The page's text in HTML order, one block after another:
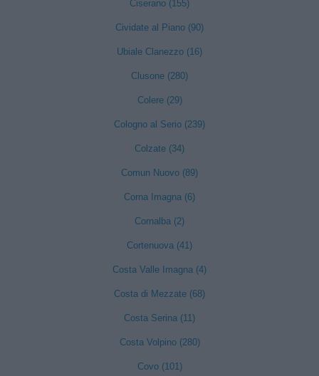
Ciserano (155)
Cividate al Piano (90)
Ubiale Clanezzo (16)
Clusone (280)
Colere (29)
Cologno al Serio (239)
Colzate (34)
Comun Nuovo (89)
Corna Imagna (6)
Cornalba (2)
Cortenuova (41)
Costa Valle Imagna (4)
Costa di Mezzate (68)
Costa Serina (11)
Costa Volpino (280)
Covo (101)